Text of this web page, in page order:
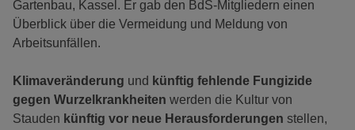
Gartenbau, Kassel. Er gab den BdS-Mitgliedern einen
Überblick über die Vermeidung und Meldung von
Arbeitsunfällen.
Klimaveränderung und künftig fehlende Fungizide
gegen Wurzelkrankheiten werden die Kultur von
Stauden künftig vor neue Herausforderungen stellen,